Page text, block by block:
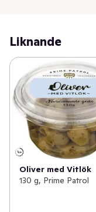
Liknande
Oliver med Vitlök
130 g, Prime Patrol